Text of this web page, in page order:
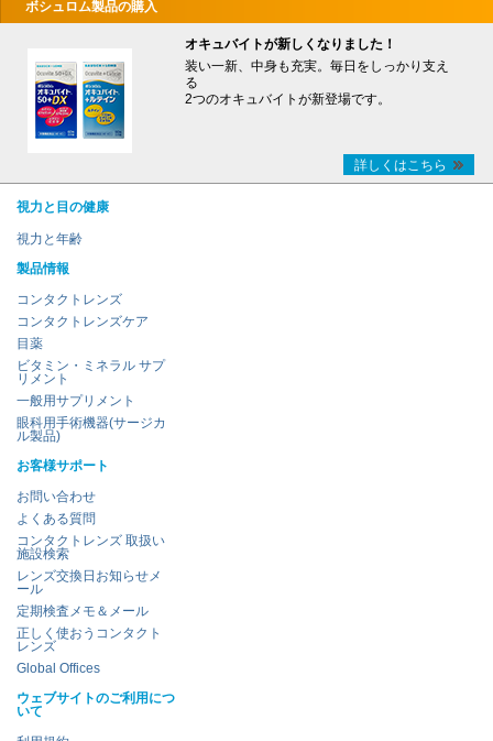
ボシュロム製品の購入
オキュバイトが新しくなりました！
装い一新、中身も充実。毎日をしっかり支え
る
2つのオキュバイトが新登場です。
詳しくはこちら
視力と目の健康
視力と年齢
製品情報
コンタクトレンズ
コンタクトレンズケア
目薬
ビタミン・ミネラル サプ
リメント
一般用サプリメント
眼科用手術機器(サージカ
ル製品)
お客様サポート
お問い合わせ
よくある質問
コンタクトレンズ 取扱い
施設検索
レンズ交換日お知らせメ
ール
定期検査メモ＆メール
正しく使おうコンタクト
レンズ
Global Offices
ウェブサイトのご利用につ
いて